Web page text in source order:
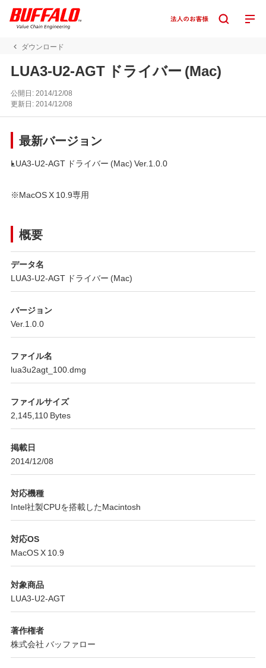
ダウンロード
LUA3-U2-AGT ドライバー (Mac)
公開日:2014/12/08
更新日:2014/12/08
最新バージョン
LUA3-U2-AGT ドライバー (Mac) Ver.1.0.0
※MacOS X 10.9専用
概要
データ名
LUA3-U2-AGT ドライバー (Mac)
バージョン
Ver.1.0.0
ファイル名
lua3u2agt_100.dmg
ファイルサイズ
2,145,110 Bytes
掲載日
2014/12/08
対応機種
Intel社製CPUを搭載したMacintosh
対応OS
MacOS X 10.9
対象商品
LUA3-U2-AGT
著作権者
株式会社 バッファロー